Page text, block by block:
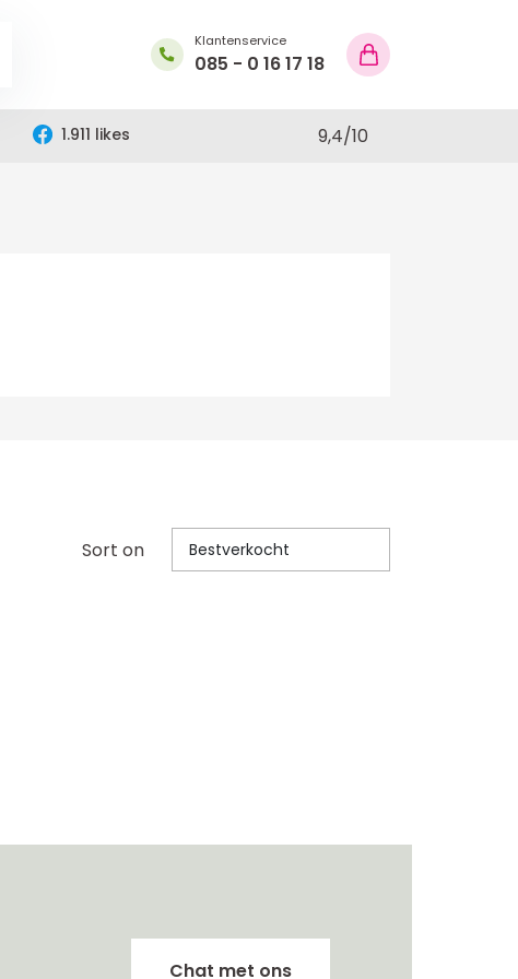
Klantenservice
085 - 0 16 17 18
1.911 likes 9,4/10
Sort on Bestverkocht
Chat met ons